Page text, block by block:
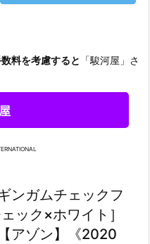
料を考慮すると 「駿河屋」さ
ンガムチェックフ
ック×ホワイト］
アゾン】《2020